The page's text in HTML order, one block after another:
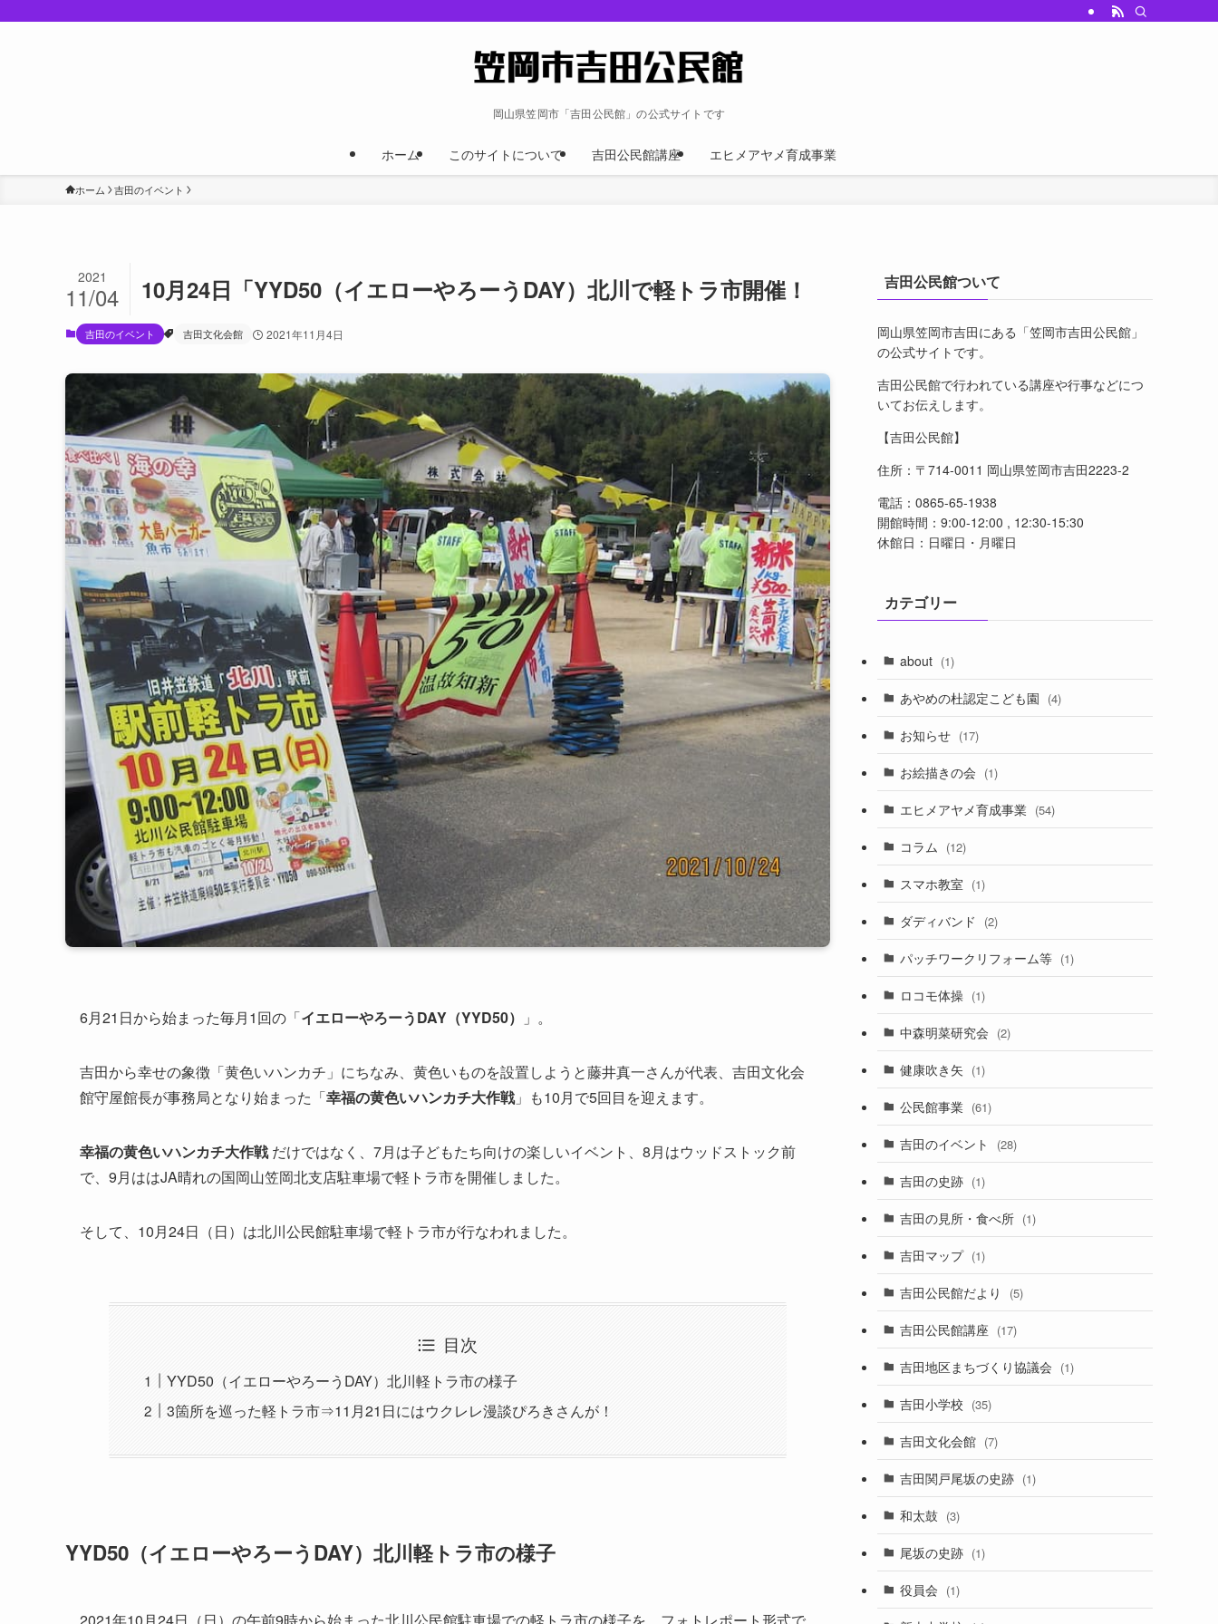
岡山県笠岡市「吉田公民館」の公式サイトです
ホーム このサイトについて 吉田公民館講座 エヒメアヤメ育成事業
ホーム 吉田のイベント
10月24日「YYD50（イエローやろーうDAY）北川で軽トラ市開催！
2021
11/04
吉田のイベント 吉田文化会館 2021年11月4日
6月21日から始まった毎月1回の「イエローやろーうDAY（YYD50） 」。
吉田から幸せの象徴「黄色いハンカチ」にちなみ、黄色いものを設置しようと藤井真一さんが代表、吉田文化会
館守屋館長が事務局となり始まった「幸福の黄色いハンカチ大作戦」も10月で5回目を迎えます。
幸福の黄色いハンカチ大作戦だけではなく、7月は子どもたち向けの楽しいイベント、8月はウッドストック前
で、9月ははJA晴れの国岡山笠岡北支店駐車場で軽トラ市を開催しました。
そして、10月24日（日）は北川公民館駐車場で軽トラ市が行なわれました。
目次
YYD50（イエローやろーうDAY）北川軽トラ市の様子
3箇所を巡った軽トラ市⇒11月21日にはウクレレ漫談ぴろきさんが！
YYD50（イエローやろーうDAY）北川軽トラ市の様子
吉田公民館ついて
岡山県笠岡市吉田にある「笠岡市吉田公民館」
の公式サイトです。
吉田公民館で行われている講座や行事などにつ
いてお伝えします。
【吉田公民館】
住所：〒714-0011 岡山県笠岡市吉田2223-2
電話：0865-65-1938
開館時間：9:00-12:00 , 12:30-15:30
休館日：日曜日・月曜日
カテゴリー
about (1)
あやめの杜認定こども園 (4)
お知らせ (17)
お絵描きの会 (1)
エヒメアヤメ育成事業 (54)
コラム (12)
スマホ教室 (1)
ダディバンド (2)
パッチワークリフォーム等 (1)
ロコモ体操 (1)
中森明菜研究会 (2)
健康吹き矢 (1)
公民館事業 (61)
吉田のイベント (28)
吉田の史跡 (1)
吉田の見所・食べ所 (1)
吉田マップ (1)
吉田公民館だより (5)
吉田公民館講座 (17)
吉田地区まちづくり協議会 (1)
吉田小学校 (35)
吉田文化会館 (7)
吉田関戸尾坂の史跡 (1)
和太鼓 (3)
尾坂の史跡 (1)
役員会 (1)